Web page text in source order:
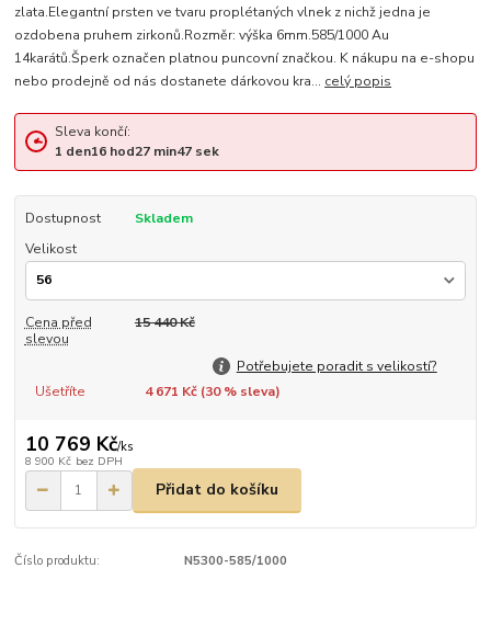
zlata.Elegantní prsten ve tvaru proplétaných vlnek z nichž jedna je
ozdobena pruhem zirkonů.Rozměr: výška 6mm.585/1000 Au
14karátů.Šperk označen platnou puncovní značkou. K nákupu na e-shopu
nebo prodejně od nás dostanete dárkovou kra... celý popis
Sleva končí:
1 den16hod27min46sek
Dostupnost
Skladem
Velikost
Cena před
slevou
15 440 Kč
Potřebujete poradit s velikostí?
Ušetříte
4 671 Kč (30% sleva)
10 769 Kč/ks
8 900 Kč bez DPH
Přidat do košíku
Číslo produktu: N5300-585/1000